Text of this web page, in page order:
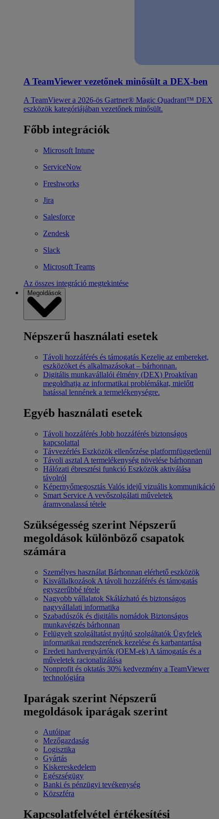
A TeamViewer vezetőnek minősült a DEX-ben
A TeamViewer a 2026-ös Gartner® Magic Quadrant™ DEX
eszközök kategóriájában vezetőnek minősült.
Főbb integrációk
Microsoft Intune
ServiceNow
Freshworks
Jira
Salesforce
Zendesk
Slack
Microsoft Teams
Az összes integráció megtekintése
Megoldások
Népszerű használati esetek
Távoli hozzáférés és támogatás Kezelje az embereket,
eszközöket és alkalmazásokat – bárhonnan.
Digitális munkavállalói élmény (DEX) Proaktívan
megoldhatja az informatikai problémákat, mielőtt
hatással lennének a termelékenységre.
Egyéb használati esetek
Távoli hozzáférés Jobb hozzáférés biztonságos
kapcsolattal
Távvezérlés Eszközök ellenőrzése platformfüggetlenül
Távoli asztal A termelékenység növelése bárhonnan
Hálózati ébresztési funkció Eszközök aktiválása
távolról
Képernyőmegosztás Valós idejű vizuális kommunikáció
Smart Service A vevőszolgálati műveletek
áramvonalassá tétele
Szükségesség szerint Népszerű
megoldások különböző csapatok
számára
Személyes használat Bárhonnan elérhető eszközök
Kisvállalkozások A távoli hozzáférés és támogatás
egyszerűbbé tétele
Nagyobb vállalatok Skálázható és biztonságos
nagyvállalati informatika
Szabadúszók és digitális nomádok Biztonságos
munkavégzés bárhonnan
Felügyelt szolgáltatást nyújtó szolgáltatók Ügyfelek
informatikai rendszerének kezelése és karbantartása
Eredeti hardvergyártók (OEM-ek) A támogatás és a
műveletek racionalizálása
Nonprofit és oktatás 30% kedvezmény a TeamViewer
technológiára
Iparágak szerint Népszerű
megoldások iparágak szerint
Autóipar
Mezőgazdaság
Logisztika
Gyártás
Kiskereskedelem
Egészségügy
Banki és pénzügyi tevékenység
Közszféra
Kapcsolatfelvétel értékesítési